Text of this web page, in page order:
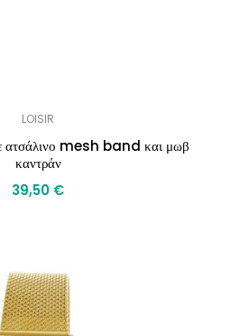
LOISIR
mesh band και μωβ
καντράν
39,50 €